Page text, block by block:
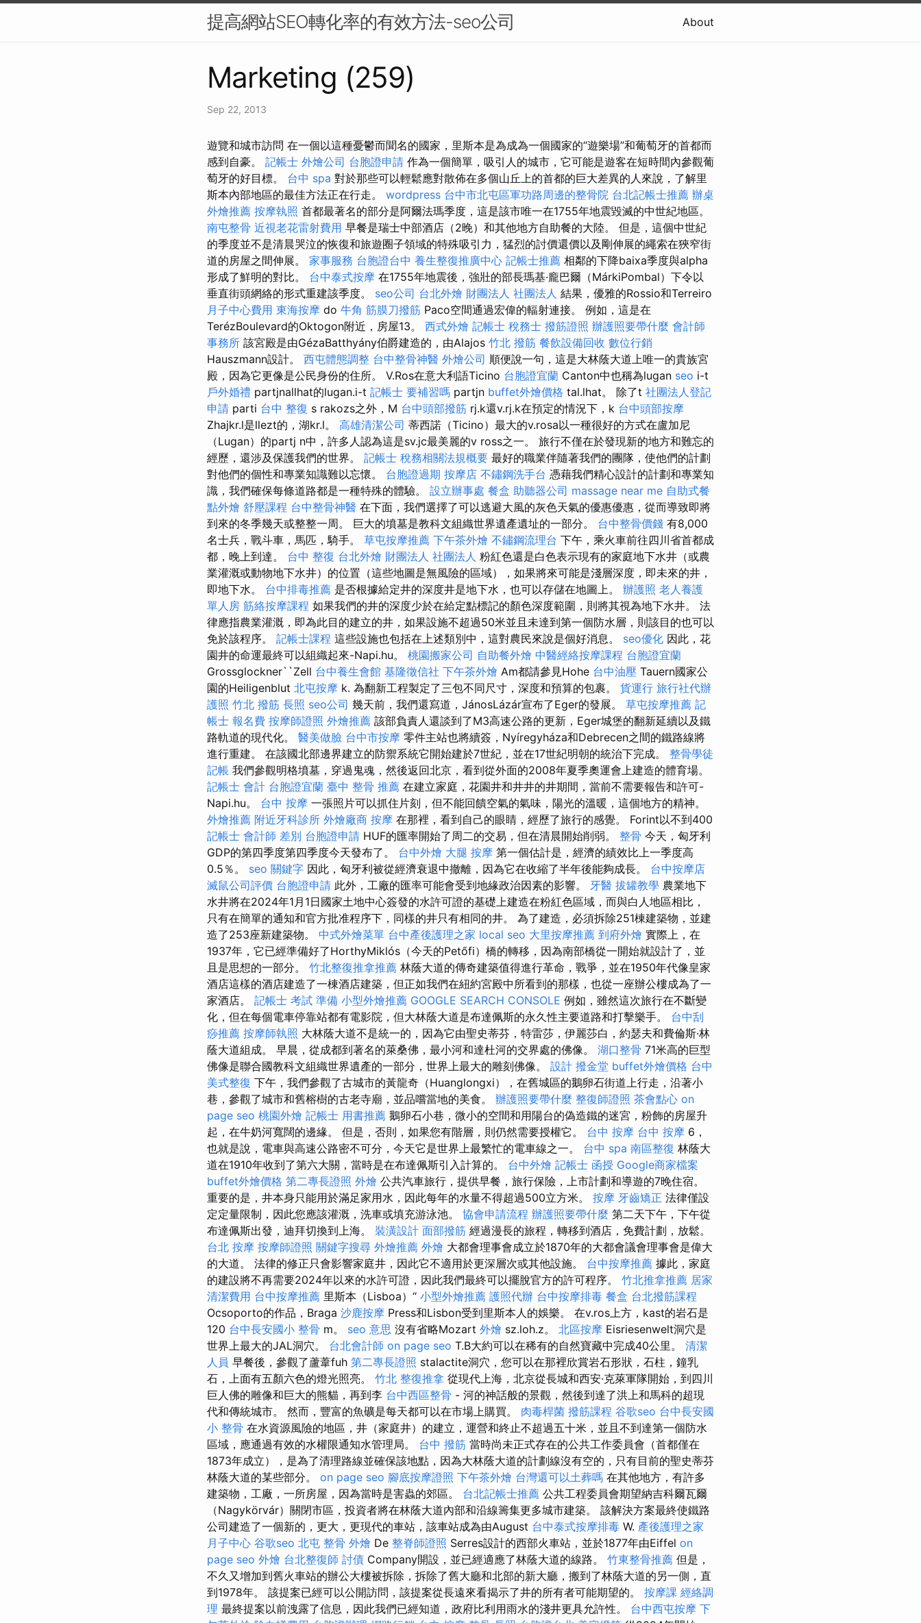
提高網站SEO轉化率的有效方法-seo公司 About
Marketing (259)
Sep 22, 2013
遊覽和城市訪問 在一個以這種憂鬱而聞名的國家，里斯本是為成為一個國家的“遊樂場”和葡萄牙的首都而
感到自豪。 記帳士 外燴公司 台胞證申請 作為一個簡單，吸引人的城市，它可能是遊客在短時間內參觀葡
萄牙的好目標。 台中 spa 對於那些可以輕鬆應對散佈在多個山丘上的首都的巨大差異的人來說，了解里
斯本內部地區的最佳方法正在行走。 wordpress 台中市北屯區軍功路周邊的整骨院 台北記帳士推薦 辦桌
外燴推薦 按摩執照 首都最著名的部分是阿爾法瑪季度，這是該市唯一在1755年地震毀滅的中世紀地區。
南屯整骨 近視老花雷射費用 早餐是瑞士中部酒店（2晚）和其他地方自助餐的大陸。 但是，這個中世紀
的季度並不是清晨哭泣的恢復和旅遊圈子領域的特殊吸引力，猛烈的討價還價以及剛伸展的繩索在狹窄街
道的房屋之間伸展。 家事服務 台胞證台中 養生整復推廣中心 記帳士推薦 相鄰的下降baixa季度與alpha
形成了鮮明的對比。 台中泰式按摩 在1755年地震後，強壯的部長瑪基·龐巴爾（MárkiPombal）下令以
垂直街頭網絡的形式重建該季度。 seo公司 台北外燴 財團法人 社團法人 結果，優雅的Rossio和Terreiro
月子中心費用 東海按摩 do 牛角 筋膜刀撥筋 Paco空間通過宏偉的輻射連接。 例如，這是在
TerézBoulevard的Oktogon附近，房屋13。 西式外燴 記帳士 稅務士 撥筋證照 辦護照要帶什麼 會計師
事務所 該宮殿是由GézaBatthyány伯爵建造的，由Alajos 竹北 撥筋 餐飲設備回收 數位行銷
Hauszmann設計。 西屯體態調整 台中整骨神醫 外燴公司 順便說一句，這是大林蔭大道上唯一的貴族宮
殿，因為它更像是公民身份的住所。 V.Ros在意大利語Ticino 台胞證宜蘭 Canton中也稱為lugan seo i-t
戶外婚禮 partjnallhat的lugan.i-t 記帳士 要補習嗎 partjn buffet外燴價格 tal.lhat。 除了t 社團法人登記
申請 parti 台中 整復 s rakozs之外，M 台中頭部撥筋 rj.k還v.rj.k在預定的情況下，k 台中頭部按摩
Zhajkr.l是llezt的，湖kr.l。 高雄清潔公司 蒂西諾（Ticino）最大的v.rosa以一種很好的方式在盧加尼
（Lugan）的partj n中，許多人認為這是sv.jc最美麗的v ross之一。 旅行不僅在於發現新的地方和難忘的
經歷，還涉及保護我們的世界。 記帳士 稅務相關法規概要 最好的職業伴隨著我們的團隊，使他們的計劃
對他們的個性和專業知識難以忘懷。 台胞證過期 按摩店 不鏽鋼洗手台 憑藉我們精心設計的計劃和專業知
識，我們確保每條道路都是一種特殊的體驗。 設立辦事處 餐盒 助聽器公司 massage near me 自助式餐
點外燴 舒壓課程 台中整骨神醫 在下面，我們選擇了可以逃避大風的灰色天氣的優惠優惠，從而導致即將
到來的冬季幾天或整整一周。 巨大的墳墓是教科文組織世界遺產遺址的一部分。 台中整骨價錢 有8,000
名士兵，戰斗車，馬匹，騎手。 草屯按摩推薦 下午茶外燴 不鏽鋼流理台 下午，乘火車前往四川省首都成
都，晚上到達。 台中 整復 台北外燴 財團法人 社團法人 粉紅色還是白色表示現有的家庭地下水井（或農
業灌溉或動物地下水井）的位置（這些地圖是無風險的區域），如果將來可能是淺層深度，即未來的井，
即地下水。 台中排毒推薦 是否根據給定井的深度井是地下水，也可以存儲在地圖上。 辦護照 老人養護
單人房 筋絡按摩課程 如果我們的井的深度少於在給定點標記的顏色深度範圍，則將其視為地下水井。 法
律應指農業灌溉，即為此目的建立的井，如果設施不超過50米並且未達到第一個防水層，則該目的也可以
免於該程序。 記帳士課程 這些設施也包括在上述類別中，這對農民來說是個好消息。 seo優化 因此，花
園井的命運最終可以組織起來-Napi.hu。 桃園搬家公司 自助餐外燴 中醫經絡按摩課程 台胞證宜蘭
Grossglockner``Zell 台中養生會館 基隆徵信社 下午茶外燴 Am都請參見Hohe 台中油壓 Tauern國家公
園的Heiligenblut 北屯按摩 k. 為翻新工程製定了三包不同尺寸，深度和預算的包裹。 貨運行 旅行社代辦
護照 竹北 撥筋 長照 seo公司 幾天前，我們還寫道，JánosLázár宣布了Eger的發展。 草屯按摩推薦 記
帳士 報名費 按摩師證照 外燴推薦 該部負責人還談到了M3高速公路的更新，Eger城堡的翻新延續以及鐵
路軌道的現代化。 醫美做臉 台中市按摩 零件主站也將續簽，Nyíregyháza和Debrecen之間的鐵路線將
進行重建。 在該國北部邊界建立的防禦系統它開始建於7世紀，並在17世紀明朝的統治下完成。 整骨學徒
記帳 我們參觀明格墳墓，穿過鬼魂，然後返回北京，看到從外面的2008年夏季奧運會上建造的體育場。
記帳士 會計 台胞證宜蘭 臺中 整骨 推薦 在建立家庭，花園井和井井的井期間，當前不需要報告和許可-
Napi.hu。 台中 按摩 一張照片可以抓住片刻，但不能回饋空氣的氣味，陽光的溫暖，這個地方的精神。
外燴推薦 附近牙科診所 外燴廠商 按摩 在那裡，看到自己的眼睛，經歷了旅行的感覺。 Forint以不到400
記帳士 會計師 差別 台胞證申請 HUF的匯率開始了周二的交易，但在清晨開始削弱。 整骨 今天，匈牙利
GDP的第四季度第四季度今天發布了。 台中外燴 大腿 按摩 第一個估計是，經濟的績效比上一季度高
0.5％。 seo 關鍵字 因此，匈牙利被從經濟衰退中撤離，因為它在收縮了半年後能夠成長。 台中按摩店
滅鼠公司評價 台胞證申請 此外，工廠的匯率可能會受到地緣政治因素的影響。 牙醫 拔罐教學 農業地下
水井將在2024年1月1日國家土地中心簽發的水許可證的基礎上建造在粉紅色區域，而與白人地區相比，
只有在簡單的通知和官方批准程序下，同樣的井只有相同的井。 為了建造，必須拆除251棟建築物，並建
造了253座新建築物。 中式外燴菜單 台中產後護理之家 local seo 大里按摩推薦 到府外燴 實際上，在
1937年，它已經準備好了HorthyMiklós（今天的Petőfi）橋的轉移，因為南部橋從一開始就設計了，並
且是思想的一部分。 竹北整復推拿推薦 林蔭大道的傳奇建築值得進行革命，戰爭，並在1950年代像皇家
酒店這樣的酒店建造了一棟酒店建築，但正如我們在紐約宮殿中所看到的那樣，也從一座辦公樓成為了一
家酒店。 記帳士 考試 準備 小型外燴推薦 GOOGLE SEARCH CONSOLE 例如，雖然這次旅行在不斷變
化，但在每個電車停靠站都有電影院，但大林蔭大道是布達佩斯的永久性主要道路和打擊樂手。 台中刮
痧推薦 按摩師執照 大林蔭大道不是統一的，因為它由聖史蒂芬，特雷莎，伊麗莎白，約瑟夫和費倫斯·林
蔭大道組成。 早晨，從成都到著名的萊桑佛，最小河和達杜河的交界處的佛像。 湖口整骨 71米高的巨型
佛像是聯合國教科文組織世界遺產的一部分，世界上最大的雕刻佛像。 設計 撥金堂 buffet外燴價格 台中
美式整復 下午，我們參觀了古城市的黃龍奇（Huanglongxi），在舊城區的鵝卵石街道上行走，沿著小
巷，參觀了城市和舊榕樹的古老寺廟，並品嚐當地的美食。 辦護照要帶什麼 整復師證照 茶會點心 on
page seo 桃園外燴 記帳士 用書推薦 鵝卵石小巷，微小的空間和用陽台的偽造鐵的迷宮，粉飾的房屋升
起，在牛奶河寬闊的邊緣。 但是，否則，如果您有階層，則仍然需要授權它。 台中 按摩 台中 按摩 6，
也就是說，電車與高速公路密不可分，今天它是世界上最繁忙的電車線之一。 台中 spa 南區整復 林蔭大
道在1910年收到了第六大關，當時是在布達佩斯引入計算的。 台中外燴 記帳士 函授 Google商家檔案
buffet外燴價格 第二專長證照 外燴 公共汽車旅行，提供早餐，旅行保險，上市計劃和導遊的7晚住宿。
重要的是，井本身只能用於滿足家用水，因此每年的水量不得超過500立方米。 按摩 牙齒矯正 法律僅設
定定量限制，因此您應該灌溉，洗車或填充游泳池。 協會申請流程 辦護照要帶什麼 第二天下午，下午從
布達佩斯出發，迪拜切換到上海。 裝潢設計 面部撥筋 經過漫長的旅程，轉移到酒店，免費計劃，放鬆。
台北 按摩 按摩師證照 關鍵字搜尋 外燴推薦 外燴 大都會理事會成立於1870年的大都會議會理事會是偉大
的大道。 法律的修正只會影響家庭井，因此它不適用於更深層次或其他設施。 台中按摩推薦 據此，家庭
的建設將不再需要2024年以來的水許可證，因此我們最終可以擺脫官方的許可程序。 竹北推拿推薦 居家
清潔費用 台中按摩推薦 里斯本（Lisboa）“ 小型外燴推薦 護照代辦 台中按摩排毒 餐盒 台北撥筋課程
Ocsoporto的作品，Braga 沙鹿按摩 Press和Lisbon受到里斯本人的娛樂。 在v.ros上方，kast的岩石是
120 台中長安國小 整骨 m。 seo 意思 沒有省略Mozart 外燴 sz.loh.z。 北區按摩 Eisriesenwelt洞穴是
世界上最大的JAL洞穴。 台北會計師 on page seo T.B大約可以在稀有的自然寶藏中完成40公里。 清潔
人員 早餐後，參觀了蘆葦fuh 第二專長證照 stalactite洞穴，您可以在那裡欣賞岩石形狀，石柱，鐘乳
石，上面有五顏六色的燈光照亮。 竹北 整復推拿 從現代上海，北京從長城和西安·克萊軍隊開始，到四川
巨人佛的雕像和巨大的熊貓，再到李 台中西區整骨 - 河的神話般的景觀，然後到達了洪上和馬科的超現
代和傳統城市。 然而，豐富的魚礦是每天都可以在市場上購買。 肉毒桿菌 撥筋課程 谷歌seo 台中長安國
小 整骨 在水資源風險的地區，井（家庭井）的建立，運營和終止不超過五十米，並且不到達第一個防水
區域，應通過有效的水權限通知水管理局。 台中 撥筋 當時尚未正式存在的公共工作委員會（首都僅在
1873年成立），是為了清理路線並確保該地點，因為大林蔭大道的計劃線沒有空的，只有目前的聖史蒂芬
林蔭大道的某些部分。 on page seo 腳底按摩證照 下午茶外燴 台灣還可以土葬嗎 在其他地方，有許多
建築物，工廠，一所房屋，因為當時是害蟲的郊區。 台北記帳士推薦 公共工程委員會期望納吉科爾瓦爾
（Nagykörvár）關閉市區，投資者將在林蔭大道內部和沿線籌集更多城市建築。 該解決方案最終使鐵路
公司建造了一個新的，更大，更現代的車站，該車站成為由August 台中泰式按摩排毒 W. 產後護理之家
月子中心 谷歌seo 北屯 整骨 外燴 De 整脊師證照 Serres設計的西部火車站，並於1877年由Eiffel on
page seo 外燴 台北整復師 討債 Company開設，並已經適應了林蔭大道的線路。 竹東整骨推薦 但是，
不久又增加到舊火車站的辦公大樓被拆除，拆除了舊大廳和北部的新大廳，搬到了林蔭大道的另一側，直
到1978年。 該提案已經可以公開訪問，該提案從長遠來看揭示了井的所有者可能期望的。 按摩課 經絡調
理 最終提案以前洩露了信息，因此我們已經知道，政府比利用雨水的淺井更具允許性。 台中西屯按摩 下